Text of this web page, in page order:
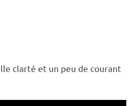
clarté et un peu de courant